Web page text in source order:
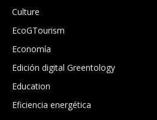
Culture
EcoGTourism
Economía
Edición digital Greentology
Education
Eficiencia energética